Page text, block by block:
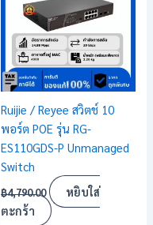
Ruijie / Reyee สวิตช์ 10
พอร์ต POE รุ่น RG-
ES110GDS-P Unmanaged
Switch
฿4,790.00
หยิบใส่
ตะกร้า